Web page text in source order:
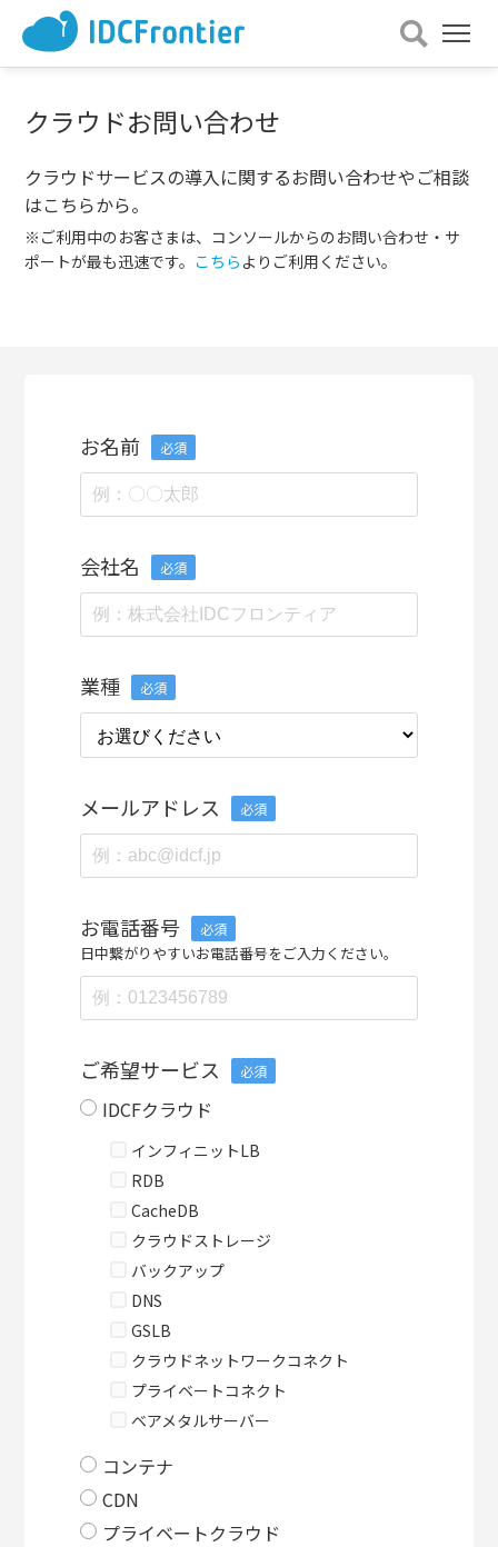
メ
ニュー
を
クラウドお問い合わせ
クラウドサービスの導入に関するお問い合わせやご相談
はこちらから。
※ご利用中のお客さまは、コンソールからのお問い合わせ・サ
ポートが最も迅速です。 こちら よりご利用ください。
お名前 必須
会社名 必須
業種 必須
メールアドレス 必須
お電話番号 必須
日中繋がりやすいお電話番号をご入力ください。
ご希望サービス 必須
IDCFクラウド
インフィニットLB
RDB
CacheDB
クラウドストレージ
バックアップ
DNS
GSLB
クラウドネットワークコネクト
プライベートコネクト
ベアメタルサーバー
コンテナ
CDN
プライベートクラウド